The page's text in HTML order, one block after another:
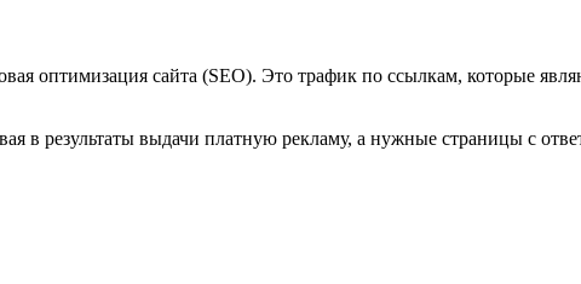
оптимизация сайта (SEO). Это трафик по ссылкам, которые
в результаты выдачи платную рекламу, а нужные страницы с